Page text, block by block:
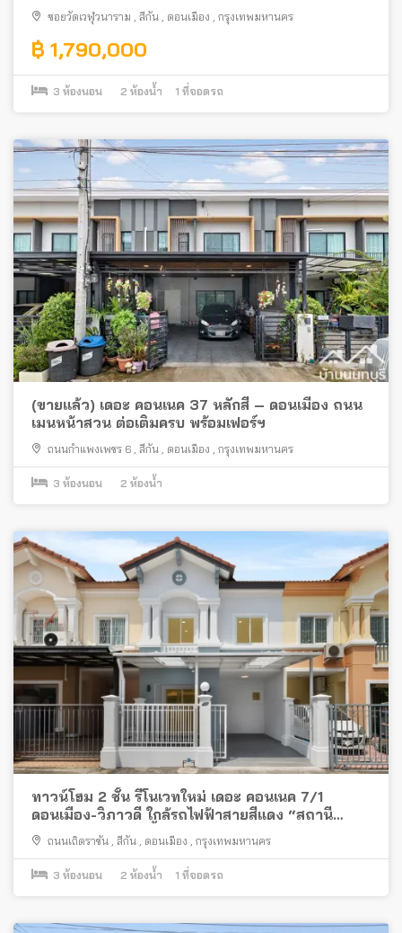
ซอยวัดเวฬุวนาราม สีกัน ดอนเมือง กรุงเทพมหานคร
฿ 1,790,000
3 ห้องนอน 2 ห้องน้ำ 1 ที่จอดรถ
(ขายแล้ว) เดอะ คอนเนค 37 หลักสี่ – ดอนเมือง ถนน
เมนหน้าสวน ต่อเติมครบ พร้อมเฟอร์ฯ
ถนนกำแพงเพชร 6 สีกัน ดอนเมือง กรุงเทพมหานคร
3 ห้องนอน 2 ห้องน้ำ
ทาวน์โฮม 2 ชั้น รีโนเวทใหม่ เดอะ คอนเนค 7/1
ดอนเมือง-วิภาวดี ใกล้รถไฟฟ้าสายสีแดง “สถานี
ดอนเมือง” และจุดขึ้นทางด่วน “อุตราภิมุข”
ถนนเถิดราชัน สีกัน ดอนเมือง กรุงเทพมหานคร
3 ห้องนอน 2 ห้องน้ำ 1 ที่จอดรถ